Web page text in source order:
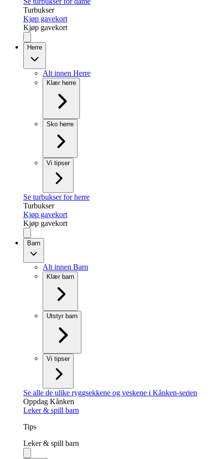
Turbukser
Kjøp gavekort
Kjøp gavekort
Herre
Alt innen Herre
Klær herre
Sko herre
Vi tipser
Se turbukser for herre
Turbukser
Kjøp gavekort
Kjøp gavekort
Barn
Alt innen Barn
Klær barn
Utstyr barn
Vi tipser
Se alle de ulike ryggsekkene og veskene i Kånken-serien
Oppdag Kånken
Leker & spill barn
Tips
Leker & spill barn